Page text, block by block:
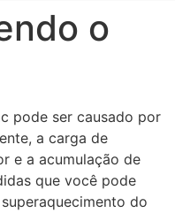
o
pode ser causado por
a carga de
e a acumulação de
que você pode
do